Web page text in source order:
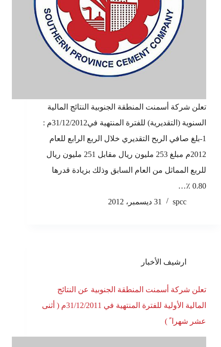
تعلن شركة أسمنت المنطقة الجنوبية النتائج المالية
السنوية (التقديرية) للفترة المنتهية في31/12/2012م :
1-بلغ صافي الربح التقديري خلال الربع الرابع للعام
2012م مبلغ 253 مليون ريال مقابل 251 مليون ريال
للربع المماثل من العام السابق وذلك بزيادة قدرها
0.80 ٪…
spcc
31 ديسمبر، 2012
ارشيف الأخبار
تعلن شركة أسمنت المنطقة الجنوبية عن النتائج
المالية الأولية للفترة المنتهية في 31/12/2011م ( أثنى
عشر شهرا ً )